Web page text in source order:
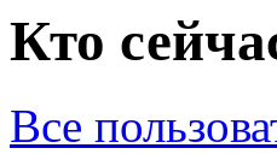
Кто
Все